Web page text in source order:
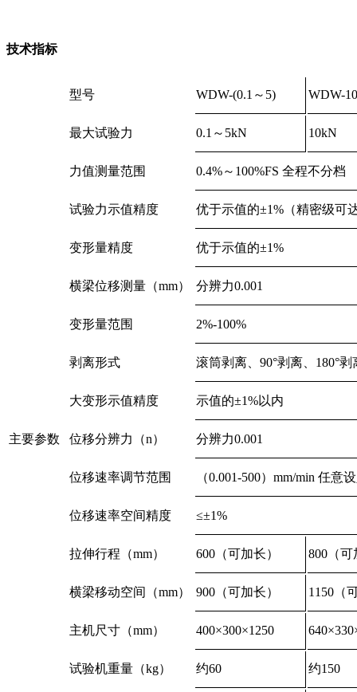
技术指标
主要参数
型号 WDW-(0.1～5) WDW-10
最大试验力 0.1～5kN 10kN
力值测量范围 0.4%～100%FS 全程不分档
试验力示值精度 优于示值的±1%（精密级可
变形量精度 优于示值的±1%
横梁位移测量（mm） 分辨力0.001
变形量范围 2%-100%
剥离形式 滚筒剥离、90°剥离、180°剥
大变形示值精度 示值的±1%以内
位移分辨力（n） 分辨力0.001
位移速率调节范围 （0.001-500）mm/min 任意
位移速率空间精度 ≤±1%
拉伸行程（mm） 600（可加长） 800（可
横梁移动空间（mm） 900（可加长） 1150（
主机尺寸（mm） 400×300×1250
试验机重量（kg） 约60 约150